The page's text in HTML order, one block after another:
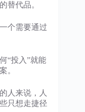
替代品。
个需要通过
“投入”就能
。
人来说，人
只想走捷径